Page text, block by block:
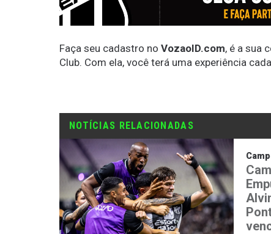
Faça seu cadastro no VozaoID.com, é a sua
Club. Com ela, você terá uma experiência
NOTÍCIAS RELACIONADAS